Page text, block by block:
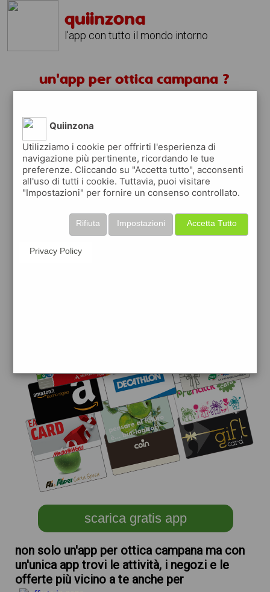
quiinzona
l'app con tutto il mondo intorno
un'app per ottica campana ?
quiinzona è una app
gratuita
che ti aiuta se cerchi 'un'app per ottica
campana ? ' e che ti premia ogni volta che
la usi
raccogli punti da convertire inbuoni sconto
o gift card
per fare la spesa, fare
scarica gratis app
non solo un'app per ottica campana ma con
un'unica app trovi le attività, i negozi e le
offerte più vicino a te anche per
Quiinzona
Utilizziamo i cookie per offrirti l'esperienza di
navigazione più pertinente, ricordando le tue
preferenze. Cliccando su "Accetta tutto", acconsenti
all'uso di tutti i cookie. Tuttavia, puoi visitare
"Impostazioni" per fornire un consenso controllato.
Accetta Tutto
Impostazioni
Rifiuta
Privacy Policy